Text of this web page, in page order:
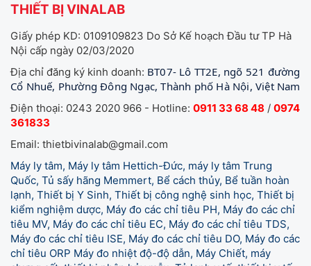
THIẾT BỊ VINALAB
Giấy phép KD: 0109109823 Do Sở Kế hoạch Đầu tư TP Hà
Nội cấp ngày 02/03/2020
Địa chỉ đăng ký kinh doanh: BT07- Lô TT2E, ngõ 521 đường
Cổ Nhuế, Phường Đông Ngạc, Thành phố Hà Nội, Việt Nam
Điện thoại: 0243 2020 966 - Hotline: 0911 33 68 48 / 0974
361833
Email: thietbivinalab@gmail.com
Máy ly tâm, Máy ly tâm Hettich-Đức, máy ly tâm Trung
Quốc, Tủ sấy hãng Memmert, Bể cách thủy, Bể tuần hoàn
lạnh, Thiết bị Y Sinh, Thiết bị công nghệ sinh học, Thiết bị
kiểm nghiệm dược, Máy đo các chỉ tiêu PH, Máy đo các chỉ
tiêu MV, Máy đo các chỉ tiêu EC, Máy đo các chỉ tiêu TDS,
Máy đo các chỉ tiêu ISE, Máy đo các chỉ tiêu DO, Máy đo các
chỉ tiêu ORP Máy đo nhiệt độ-độ dẫn, Máy Chiết, máy